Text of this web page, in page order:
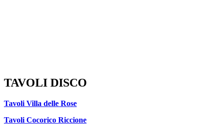
TAVOLI DISCO
Tavoli Villa delle Rose
Tavoli Cocorico Riccione